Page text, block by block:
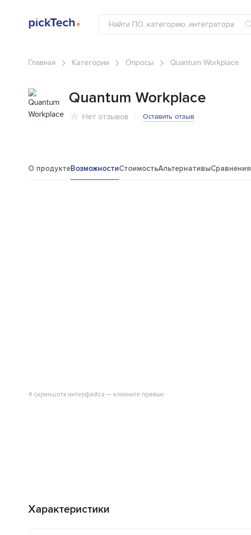
Главная Категории Опросы Quantum Workplace
Quantum Workplace
Нет отзывов Оставить отзыв
О продуктеВозможностиСтоимостьАльтернативыСравнения
4 скриншота интерфейса — кликните превью
Характеристики